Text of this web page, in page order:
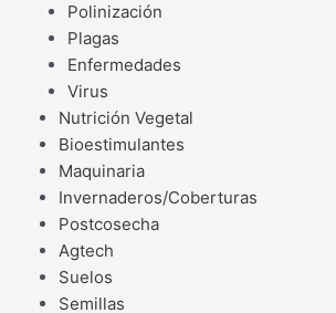
Polinización
Plagas
Enfermedades
Virus
Nutrición Vegetal
Bioestimulantes
Maquinaria
Invernaderos/Coberturas
Postcosecha
Agtech
Suelos
Semillas